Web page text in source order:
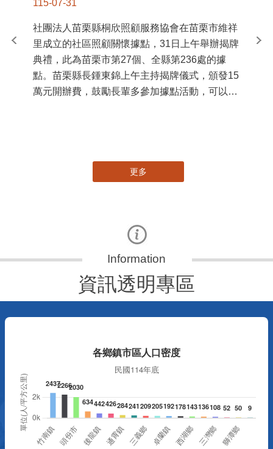
115-07-31
社團法人苗栗縣桐欣照顧服務協會在苗栗市維祥
里成立的社區照顧關懷據點，31日上午舉辦揭牌
典禮，此為苗栗市第27個、全縣第236處的據
點。苗栗縣長鍾東錦上午主持揭牌儀式，頒發15
萬元開辦費，鼓勵長輩多參加據點活動，可以更
苗
更多
資訊透明專區